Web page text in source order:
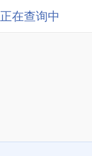
正在查询中